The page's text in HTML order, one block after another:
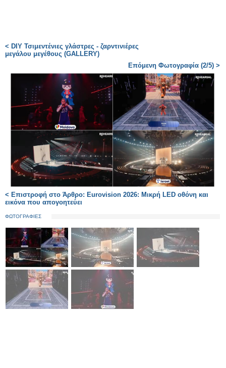
< DIY Τσιμεντένιες γλάστρες - ζαρντινιέρες
μεγάλου μεγέθους (GALLERY)
Επόμενη Φωτογραφία (2/5) >
< Επιστροφή στο Άρθρο: Eurovision 2026: Μικρή LED οθόνη και
εικόνα που απογοητεύει
ΦΩΤΟΓΡΑΦΙΕΣ